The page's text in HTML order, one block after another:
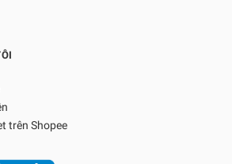
trên Shopee